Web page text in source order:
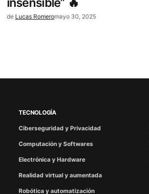
de Lucas Romeromayo 30, 2025
TECNOLOGÍA
Ciberseguridad y Privacidad
Computación y Softwares
Electrónica y Hardware
Realidad virtual y aumentada
Robótica y automatización